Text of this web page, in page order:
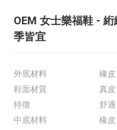
OEM 女士樂福鞋 -
季皆宜
外底材料
橡皮
鞋面材質
真皮
特徵
舒
中底材料
橡皮